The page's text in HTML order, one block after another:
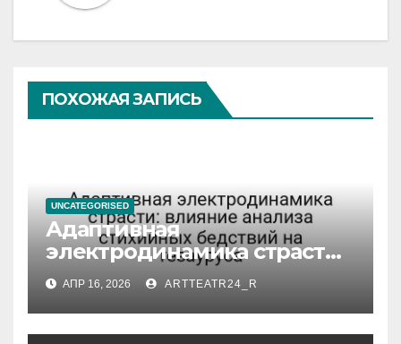
ПОХОЖАЯ ЗАПИСЬ
UNCATEGORISED
Адаптивная
электродинамика страсти:
влияние анализа
стихийных бедствий на
тезауруса
АПР 16, 2026 ARTTEATR24_R